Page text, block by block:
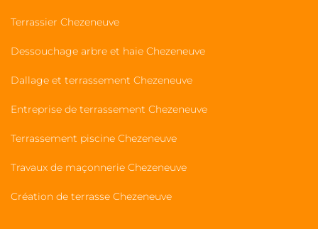
Terrassier Chezeneuve
Dessouchage arbre et haie Chezeneuve
Dallage et terrassement Chezeneuve
Entreprise de terrassement Chezeneuve
Terrassement piscine Chezeneuve
Travaux de maçonnerie Chezeneuve
Création de terrasse Chezeneuve